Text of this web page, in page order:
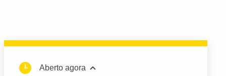
Aberto agora